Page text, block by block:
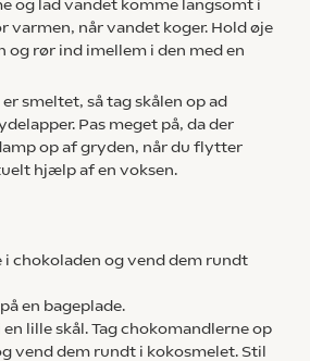
og lad vandet komme langsomt i
varmen, når vandet koger. Hold øje
og rør ind imellem i den med en
smeltet, så tag skålen op ad
Pas meget på, da der
op af gryden, når du flytter
hjælp af en voksen.
i chokoladen og vend dem rundt
en bageplade.
lille skål. Tag chokomandlerne op
vend dem rundt i kokosmelet. Stil